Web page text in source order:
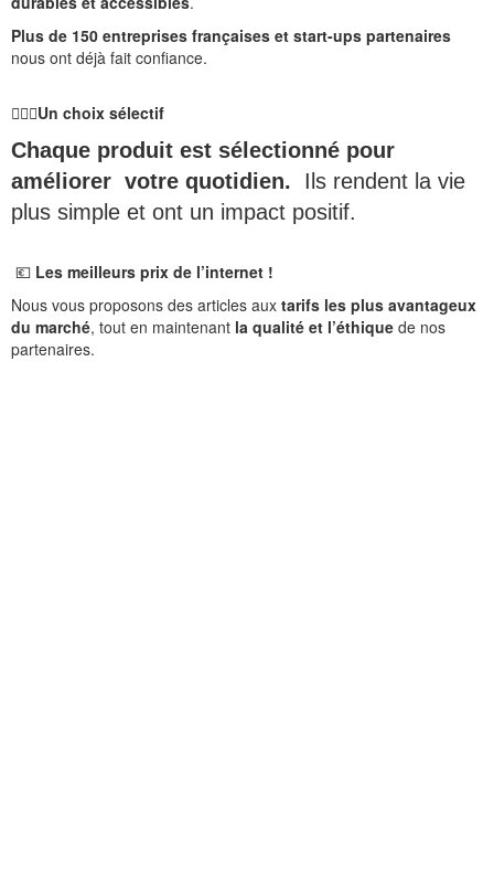
Plus de 150 entreprises françaises et start-ups partenaires
nous ont déjà fait confiance.
🙋🏻‍♀️Un choix sélectif
Chaque produit est sélectionné pour
améliorer votre quotidien.
Ils rendent la vie
plus simple et ont un impact positif.
💶 Les meilleurs prix de l’internet !
Nous vous proposons des articles aux tarifs les plus avantageux
du marché, tout en maintenant la qualité et l’éthique de nos
partenaires.